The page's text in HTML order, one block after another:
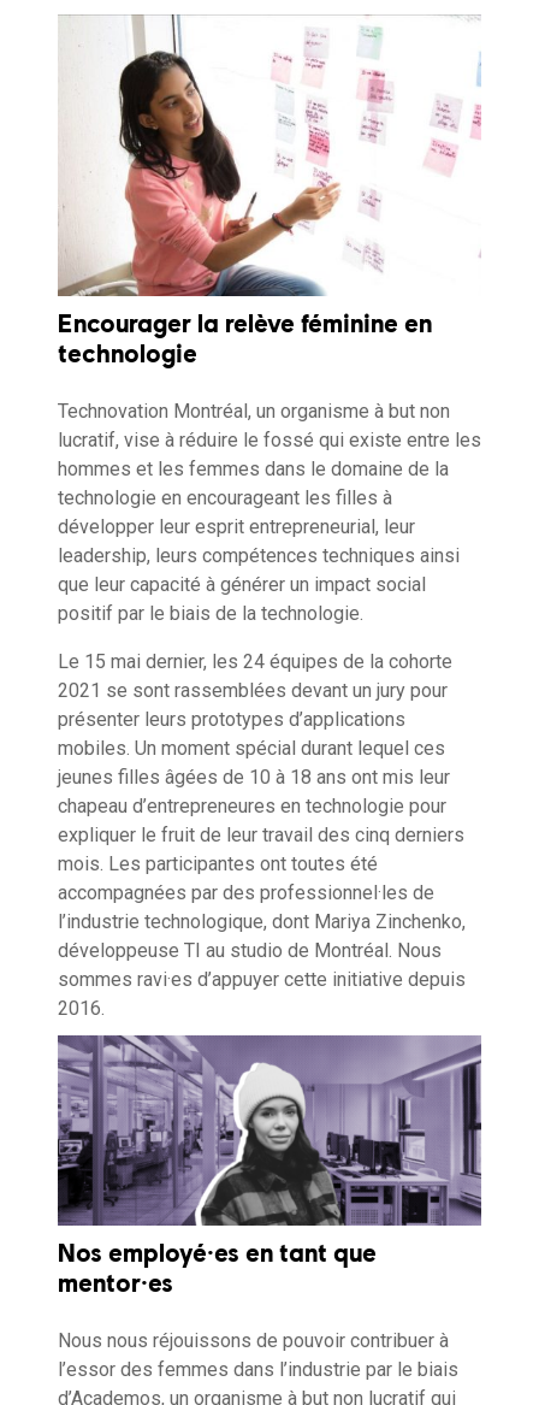
Encourager la relève féminine en
technologie
Technovation Montréal, un organisme à but non
lucratif, vise à réduire le fossé qui existe entre les
hommes et les femmes dans le domaine de la
technologie en encourageant les filles à
développer leur esprit entrepreneurial, leur
leadership, leurs compétences techniques ainsi
que leur capacité à générer un impact social
positif par le biais de la technologie.
Le 15 mai dernier, les 24 équipes de la cohorte
2021 se sont rassemblées devant un jury pour
présenter leurs prototypes d’applications
mobiles. Un moment spécial durant lequel ces
jeunes filles âgées de 10 à 18 ans ont mis leur
chapeau d’entrepreneures en technologie pour
expliquer le fruit de leur travail des cinq derniers
mois. Les participantes ont toutes été
accompagnées par des professionnel·les de
l’industrie technologique, dont Mariya Zinchenko,
développeuse TI au studio de Montréal. Nous
sommes ravi·es d’appuyer cette initiative depuis
2016.
Nos employé·es en tant que
mentor·es
Nous nous réjouissons de pouvoir contribuer à
l’essor des femmes dans l’industrie par le biais
d’Academos, un organisme à but non lucratif qui